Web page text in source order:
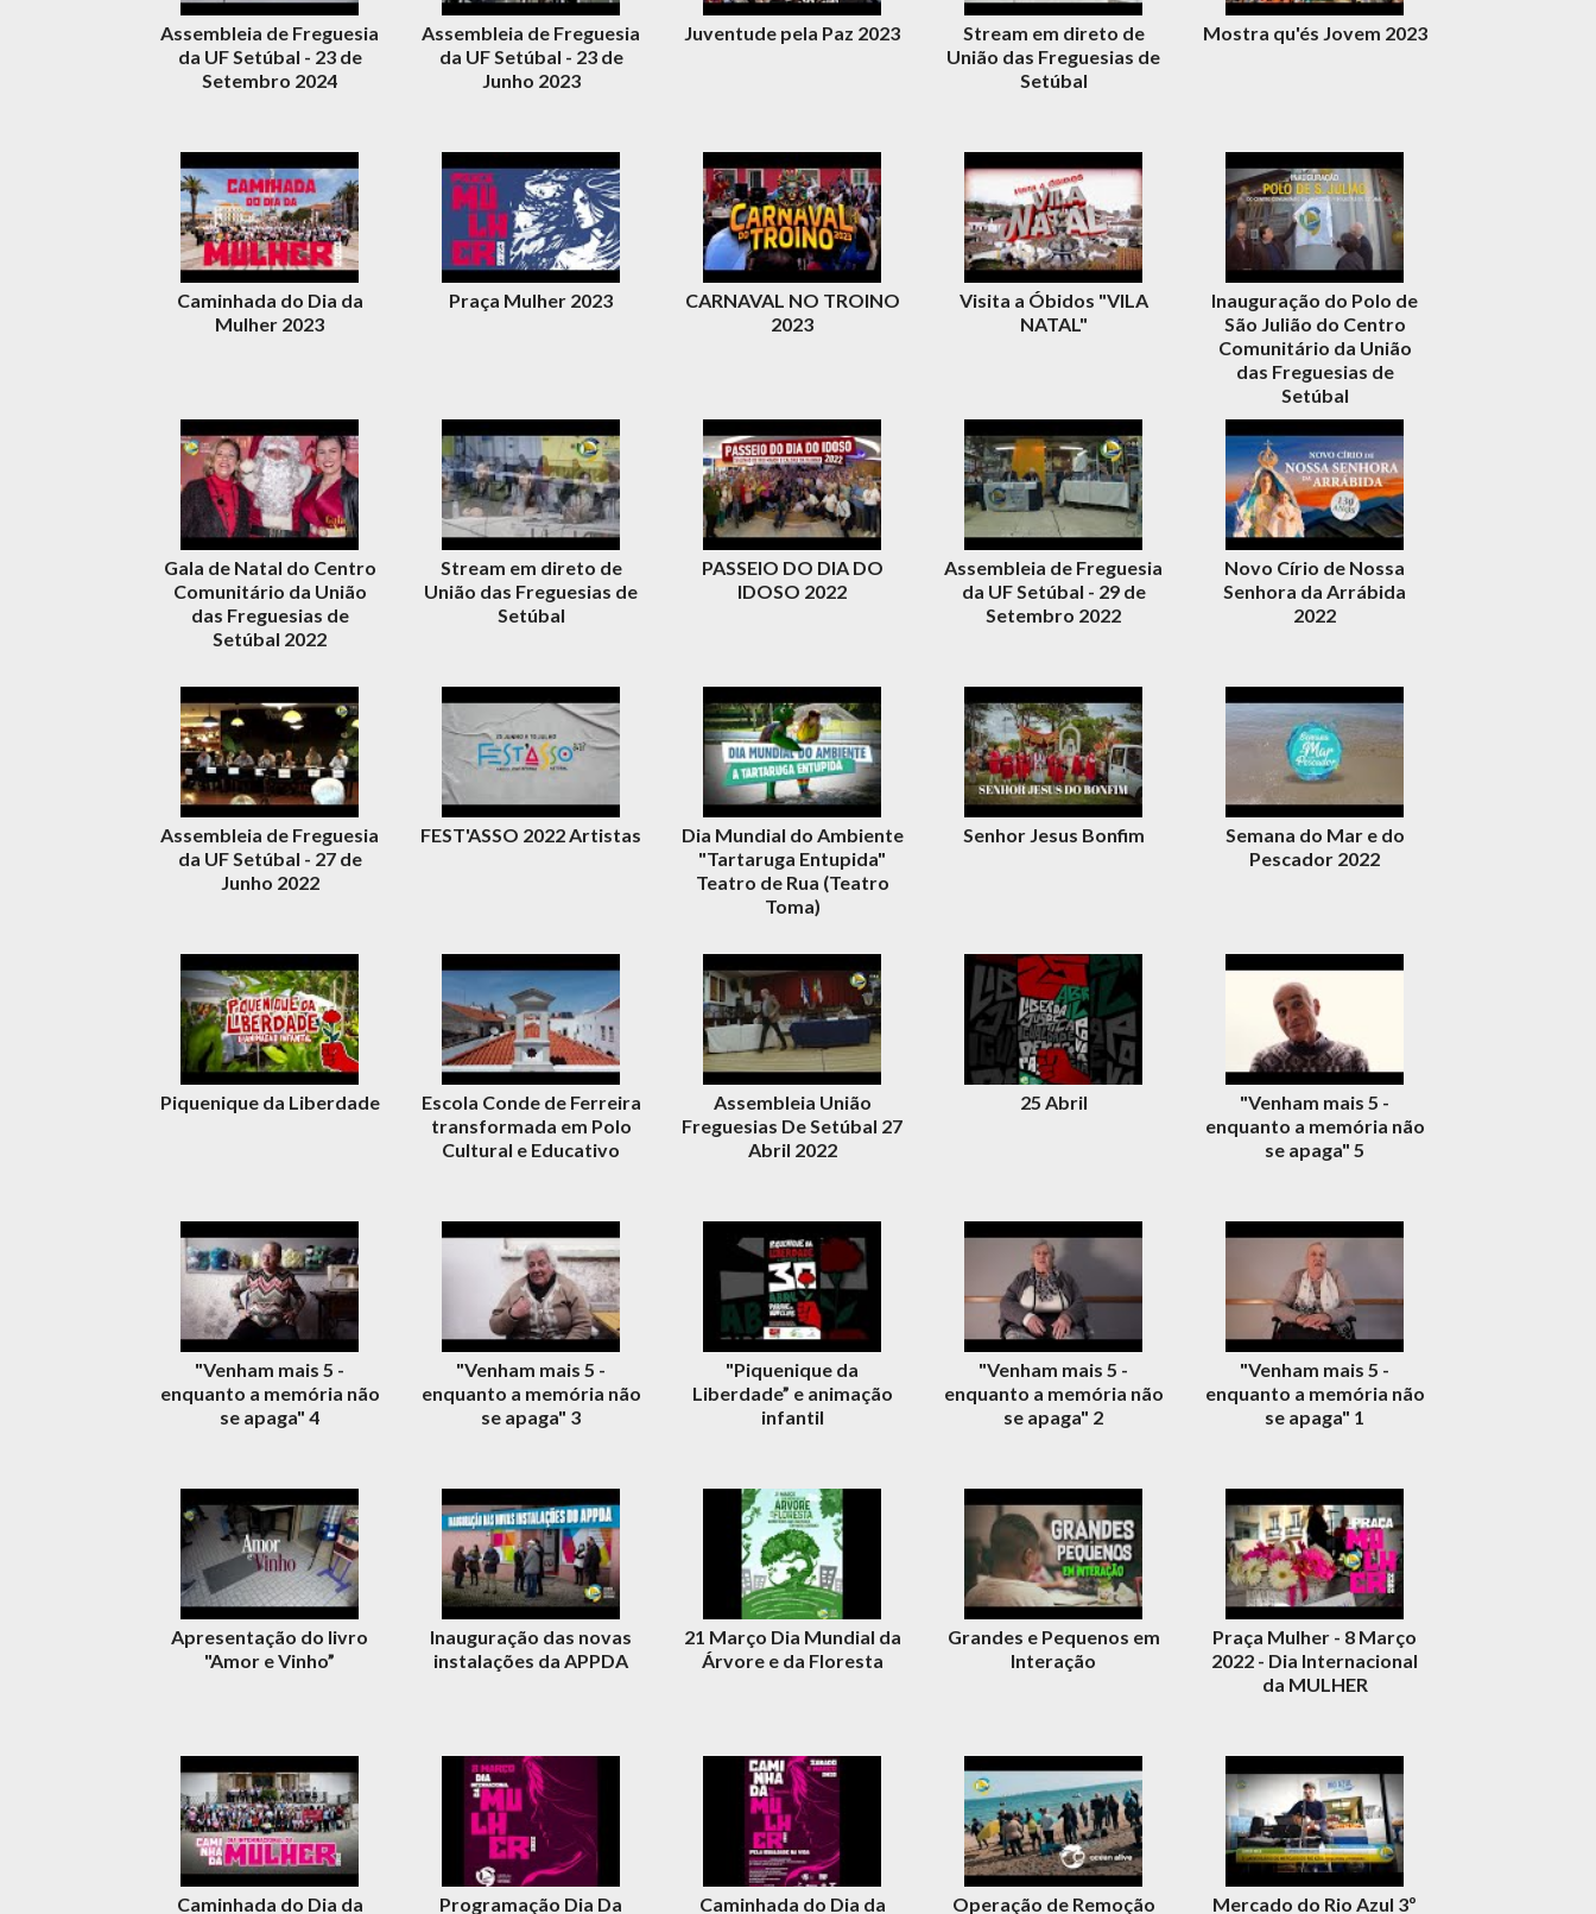
Assembleia de Freguesia
da UF Setúbal - 23 de
Setembro 2024
Assembleia de Freguesia
da UF Setúbal - 23 de
Junho 2023
Juventude pela Paz 2023
Stream em direto de
União das Freguesias de
Setúbal
Mostra qu'és Jovem 2023
Caminhada do Dia da
Mulher 2023
Praça Mulher 2023
CARNAVAL NO TROINO
2023
Visita a Óbidos "VILA
NATAL"
Inauguração do Polo de
São Julião do Centro
Comunitário da União
das Freguesias de
Setúbal
Gala de Natal do Centro
Comunitário da União
das Freguesias de
Setúbal 2022
Stream em direto de
União das Freguesias de
Setúbal
PASSEIO DO DIA DO
IDOSO 2022
Assembleia de Freguesia
da UF Setúbal - 29 de
Setembro 2022
Novo Círio de Nossa
Senhora da Arrábida
2022
Assembleia de Freguesia
da UF Setúbal - 27 de
Junho 2022
FEST'ASSO 2022 Artistas
Dia Mundial do Ambiente
"Tartaruga Entupida"
Teatro de Rua (Teatro
Toma)
Senhor Jesus Bonfim
Semana do Mar e do
Pescador 2022
Piquenique da Liberdade
Escola Conde de Ferreira
transformada em Polo
Cultural e Educativo
Assembleia União
Freguesias De Setúbal 27
Abril 2022
25 Abril
"Venham mais 5 -
enquanto a memória não
se apaga" 5
"Venham mais 5 -
enquanto a memória não
se apaga" 4
"Venham mais 5 -
enquanto a memória não
se apaga" 3
"Piquenique da
Liberdade” e animação
infantil
"Venham mais 5 -
enquanto a memória não
se apaga" 2
"Venham mais 5 -
enquanto a memória não
se apaga" 1
Apresentação do livro
"Amor e Vinho”
Inauguração das novas
instalações da APPDA
21 Março Dia Mundial da
Árvore e da Floresta
Grandes e Pequenos em
Interação
Praça Mulher - 8 Março
2022 - Dia Internacional
da MULHER
Caminhada do Dia da Programação Dia Da Caminhada do Dia da Operação de Remoção Mercado do Rio Azul 3º